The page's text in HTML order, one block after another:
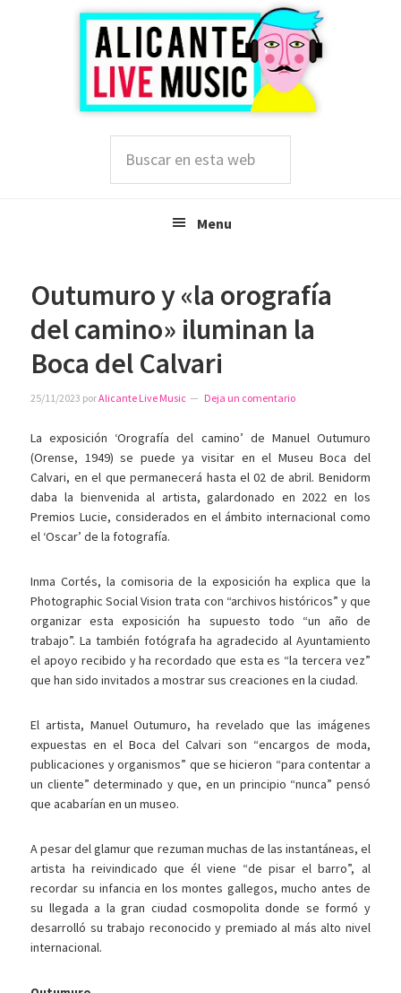
esta
Menu
Outumuro y «la orografía
del camino» iluminan la
Boca del Calvari
25/11/2023 porAlicante Live Music Deja un comentario
La exposición ‘Orografía del camino’ de Manuel Outumuro
(Orense, 1949) se puede ya visitar en el Museu Boca del
Calvari, en el que permanecerá hasta el 02 de abril. Benidorm
daba la bienvenida al artista, galardonado en 2022 en los
Premios Lucie, considerados en el ámbito internacional como
el ‘Oscar’ de la fotografía.
Inma Cortés, la comisoria de la exposición ha explica que la
Photographic Social Vision trata con “archivos históricos” y que
organizar esta exposición ha supuesto todo “un año de
trabajo”. La también fotógrafa ha agradecido al Ayuntamiento
el apoyo recibido y ha recordado que esta es “la tercera vez”
que han sido invitados a mostrar sus creaciones en la ciudad.
El artista, Manuel Outumuro, ha revelado que las imágenes
expuestas en el Boca del Calvari son “encargos de moda,
publicaciones y organismos” que se hicieron “para contentar a
un cliente” determinado y que, en un principio “nunca” pensó
que acabarían en un museo.
A pesar del glamur que rezuman muchas de las instantáneas, el
artista ha reivindicado que él viene “de pisar el barro”, al
recordar su infancia en los montes gallegos, mucho antes de
su llegada a la gran ciudad cosmopolita donde se formó y
desarrolló su trabajo reconocido y premiado al más alto nivel
internacional.